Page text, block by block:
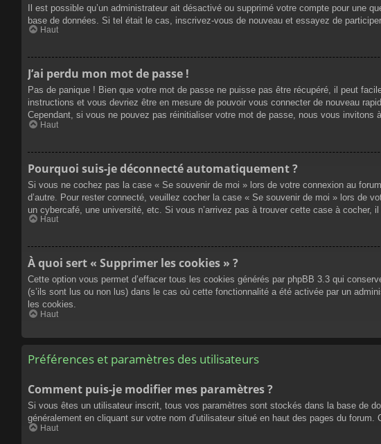
Il est possible qu’un administrateur ait désactivé ou supprimé votre compte pour une
base de données. Si tel était le cas, inscrivez-vous de nouveau et essayez de
Haut
J’ai perdu mon mot de passe !
Pas de panique ! Bien que votre mot de passe ne puisse pas être récupéré, il peut
instructions et vous devriez être en mesure de pouvoir vous connecter de nouveau
Cependant, si vous ne pouvez pas réinitialiser votre mot de passe, nous vous invitons
Haut
Pourquoi suis-je déconnecté automatiquement ?
Si vous ne cochez pas la case « Se souvenir de moi » lors de votre connexion au
d’autre. Pour rester connecté, veuillez cocher la case « Se souvenir de moi » lors de
un cybercafé, une université, etc. Si vous n’arrivez pas à trouver cette case à cocher,
Haut
À quoi sert « Supprimer les cookies » ?
Cette option vous permet d’effacer tous les cookies générés par phpBB 3.3 qui
(s’ils sont lus ou non lus) dans le cas où cette fonctionnalité a été activée par un
les cookies.
Haut
Préférences et paramètres des utilisateurs
Comment puis-je modifier mes paramètres ?
Si vous êtes un utilisateur inscrit, tous vos paramètres sont stockés dans la base de
généralement en cliquant sur votre nom d’utilisateur situé en haut des pages du
Haut